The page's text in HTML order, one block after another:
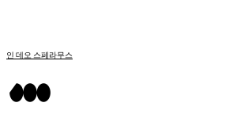
인 데오 스페라무스